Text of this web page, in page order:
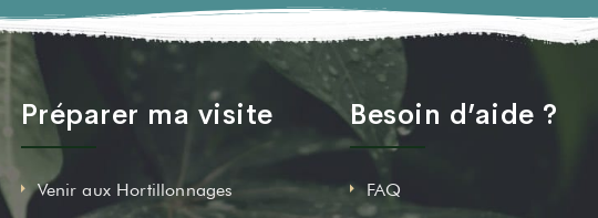
Préparer ma visite
Venir aux Hortillonnages
Besoin d’aide ?
FAQ